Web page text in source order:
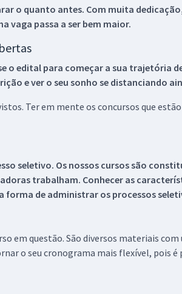
o quanto antes. Com muita
vaga passa a ser bem maior.
o edital para começar a sua trajetória
e ver o seu sonho se distanciando
Ter em mente os concursos que
seletivo. Os nossos cursos são
trabalham. Conhecer as
de administrar os processos
em questão. São diversos materiais
o seu cronograma mais flexível, pois é